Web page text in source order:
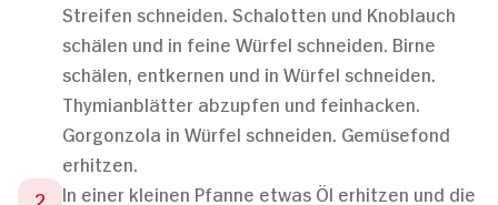
Streifen schneiden. Schalotten und Knoblauch
schälen und in feine Würfel schneiden. Birne
schälen, entkernen und in Würfel schneiden.
Thymianblätter abzupfen und feinhacken.
Gorgonzola in Würfel schneiden. Gemüsefond
erhitzen.
In einer kleinen Pfanne etwas Öl erhitzen und die